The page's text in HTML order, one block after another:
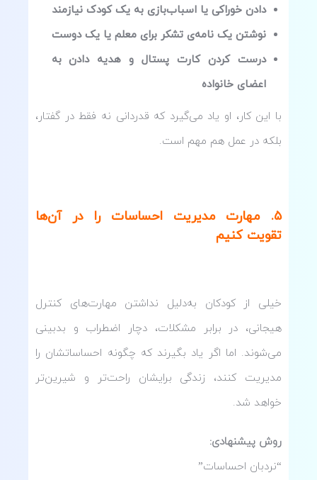
دادن خوراکی یا اسباب‌بازی به یک کودک نیازمند
نوشتن یک نامه‌ی تشکر برای معلم یا یک دوست
درست کردن کارت پستال و هدیه دادن به
اعضای خانواده
با این کار، او یاد می‌گیرد که قدردانی نه فقط در گفتار،
بلکه در عمل هم مهم است.
۵. مهارت مدیریت احساسات را در آن‌ها
تقویت کنیم
خیلی از کودکان به‌دلیل نداشتن مهارت‌های کنترل
هیجانی، در برابر مشکلات، دچار اضطراب و بدبینی
می‌شوند. اما اگر یاد بگیرند که چگونه احساساتشان را
مدیریت کنند، زندگی برایشان راحت‌تر و شیرین‌تر
خواهد شد.
روش پیشنهادی:
“نردبان احساسات”